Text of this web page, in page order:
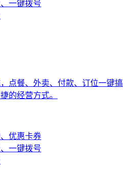
一键拨号
点餐、外卖、付款、订位一键搞
的经营方式。
优惠卡券
一键拨号